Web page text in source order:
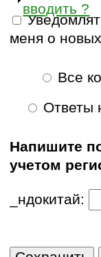
вводить ?
меня о
Все
Ответы
Напишите
учетом
_ндокитай: